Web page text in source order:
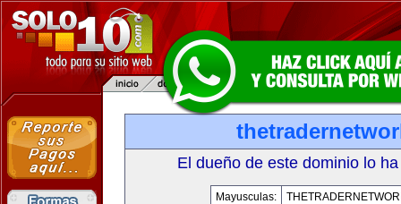
El dueño de este dominio lo
Mayusculas: